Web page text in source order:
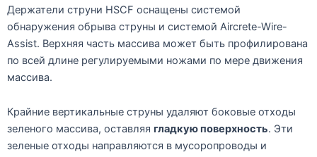
Держатели струни HSCF оснащены системой
обнаружения обрыва струны и системой Aircrete-Wire-
Assist. Верхняя часть массива может быть профилирована
по всей длине регулируемыми ножами по мере движения
массива.
Крайние вертикальные струны удаляют боковые отходы
зеленого массива, оставляя гладкую поверхность. Эти
зеленые отходы направляются в мусоропроводы и